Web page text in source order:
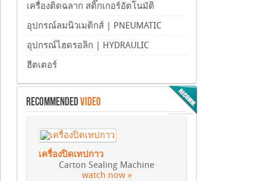
เครื่องติดฉลาก สติ๊กเกอร์อัตโนมัติ
อุปกรณ์ลมนิวเมติกส์ | PNEUMATIC
อุปกรณ์ไฮดรอลิก | HYDRAULIC
ฮีตเตอร์
RECOMMENDEDVIDEO
เครื่องปิดเทปกาว
Carton Sealing Machine
watch now »